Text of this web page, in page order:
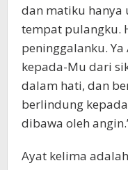
dan matiku hanya
tempat pulangku.
peninggalanku.
kepada-Mu dari
dalam hati, dan
berlindung
dibawa oleh
Ayat kelima